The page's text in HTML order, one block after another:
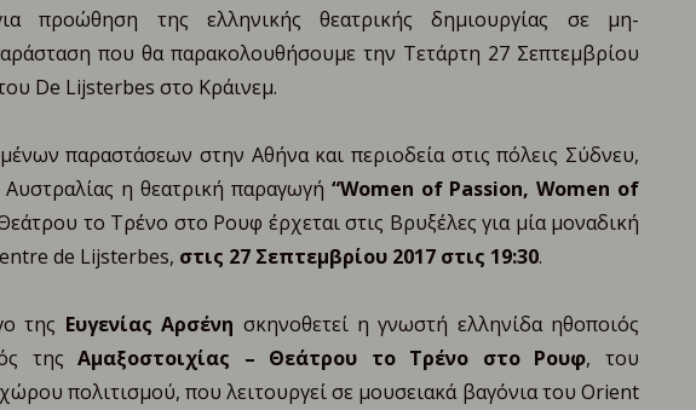
προώθηση της ελληνικής θεατρικής δημιουργίας σε μη-
που θα παρακολουθήσουμε την Τετάρτη 27 Σεπτεμβρίου
De Lijsterbes στο Κράινεμ.
παραστάσεων στην Αθήνα και περιοδεία στις πόλεις Σύδνευ,
η θεατρική παραγωγή “Women of Passion, Women of
το Τρένο στο Ρουφ έρχεται στις Βρυξέλες για μία μοναδική
de Lijsterbes, στις 27 Σεπτεμβρίου 2017 στις 19:30.
της Ευγενίας Αρσένη σκηνοθετεί η γνωστή ελληνίδα ηθοποιός
τηςΑμαξοστοιχίας – Θεάτρου το Τρένο στο Ρουφ, του
πολιτισμού, που λειτουργεί σε μουσειακά βαγόνια του Orient